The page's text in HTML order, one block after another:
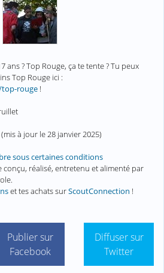
ans ? Top Rouge, ça te tente ? Tu peux
Top Rouge ici :
rouge !
(mis à jour le28 janvier 2025)
sous certaines conditions
conçu, réalisé, entretenu et alimenté par
et tes achats surScoutConnection !
Publier sur
Facebook
Diffuser sur
Twitter